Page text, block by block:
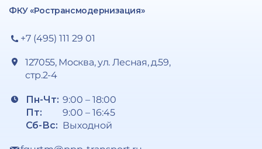
ФКУ «Ространсмодернизация»
+7 (495) 111 29 01
127055, Москва, ул. Лесная, д.59,
стр.2-4
Пн-Чт:
Пт:
Сб-Вс:
9:00 – 18:00
9:00 – 16:45
Выходной